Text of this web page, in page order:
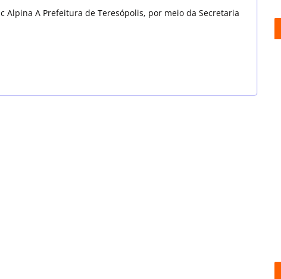
Alpina A Prefeitura de Teresópolis, por meio da Secretaria